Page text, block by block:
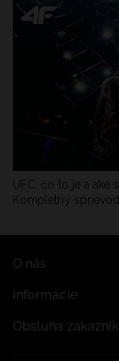
UFC: čo to je a aké
Kompletný
O nás
Informácie
Obsluha